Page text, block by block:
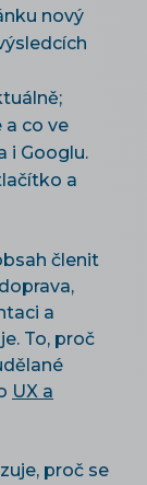
nový
a co ve
i Googlu.
a
členit
a
To, proč
UX a
proč se